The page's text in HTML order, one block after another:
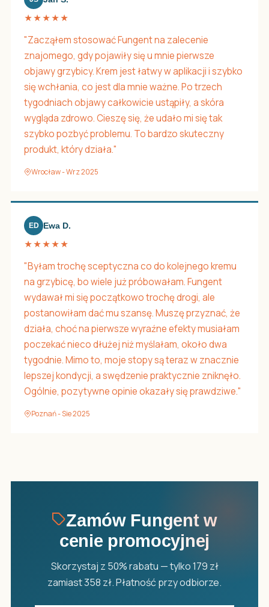
★★★★★
"Zacząłem stosować Fungent na zalecenie
znajomego, gdy pojawiły się u mnie pierwsze
objawy grzybicy. Krem jest łatwy w aplikacji i szybko
się wchłania, co jest dla mnie ważne. Po trzech
tygodniach objawy całkowicie ustąpiły, a skóra
wygląda zdrowo. Cieszę się, że udało mi się tak
szybko pozbyć problemu. To bardzo skuteczny
produkt, który działa."
Wrocław - Wrz 2025
ED Ewa D.
★★★★★
"Byłam trochę sceptyczna co do kolejnego kremu
na grzybicę, bo wiele już próbowałam. Fungent
wydawał mi się początkowo trochę drogi, ale
postanowiłam dać mu szansę. Muszę przyznać, że
działa, choć na pierwsze wyraźne efekty musiałam
poczekać nieco dłużej niż myślałam, około dwa
tygodnie. Mimo to, moje stopy są teraz w znacznie
lepszej kondycji, a swędzenie praktycznie zniknęło.
Ogólnie, pozytywne opinie okazały się prawdziwe."
Poznań - Sie 2025
Zamów Fungent w
cenie promocyjnej
Skorzystaj z 50% rabatu — tylko 179 zł
zamiast 358 zł. Płatność przy odbiorze.